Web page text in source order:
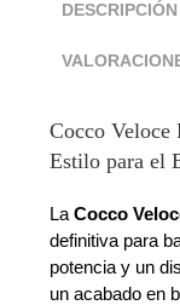
DESCRIPCIÓN
Cocco
Estilo para el
LaCocco
definitiva para
potencia y un
un acabado en